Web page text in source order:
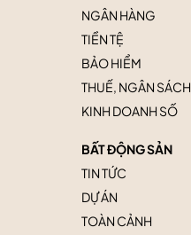
NGÂN HÀNG
TIỀN TỆ
BẢO HIỂM
THUẾ, NGÂN SÁCH
KINH DOANH SỐ
BẤT ĐỘNG SẢN
TIN TỨC
DỰ ÁN
TOÀN CẢNH